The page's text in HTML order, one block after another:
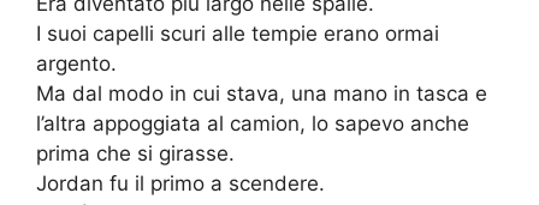
I suoi capelli scuri alle tempie erano ormai
argento.
Ma dal modo in cui stava, una mano in tasca e
l’altra appoggiata al camion, lo sapevo anche
prima che si girasse.
Jordan fu il primo a scendere.